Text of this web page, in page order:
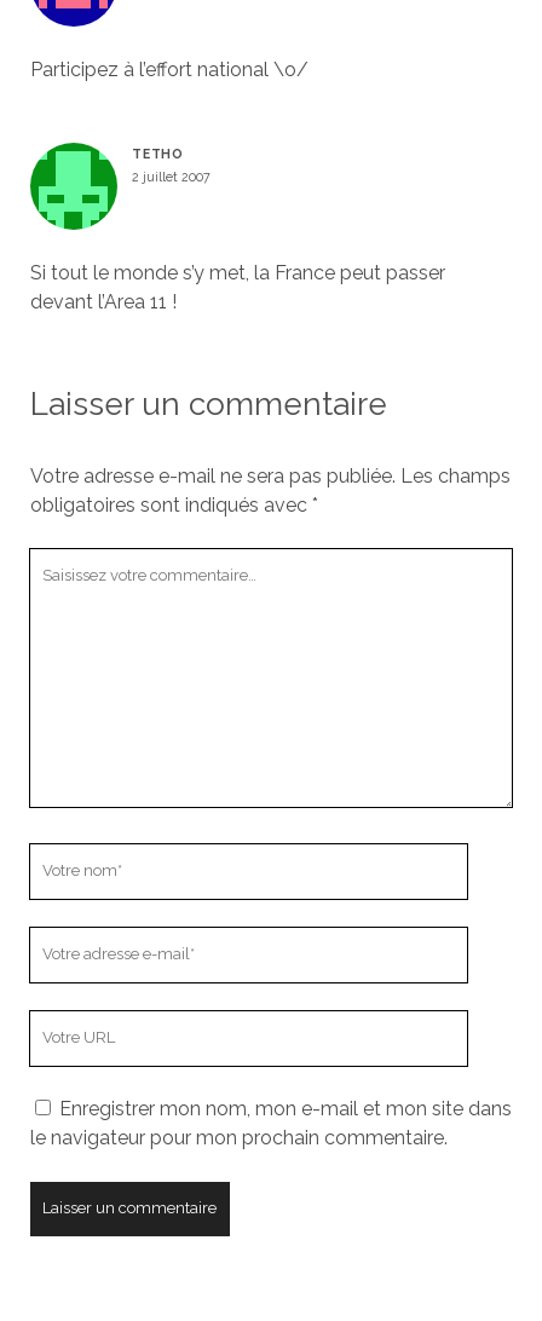
Participez à l’effort national \o/
TETHO
2 juillet 2007
Si tout le monde s’y met, la France peut passer
devant l’Area 11 !
Laisser un commentaire
Votre adresse e-mail ne sera pas publiée. Les champs
obligatoires sont indiqués avec *
mail
votre
site
Enregistrer mon nom, mon e-mail et mon site dans
le navigateur pour mon prochain commentaire.